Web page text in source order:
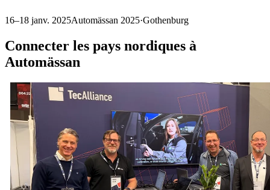
16–18 janv. 2025Automässan 2025·Gothenburg
Connecter les pays nordiques à
Automässan